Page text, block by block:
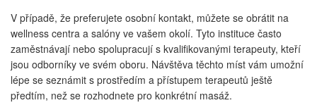
V případě, že preferujete osobní kontakt, můžete se obrátit na
wellness centra a salóny ve vašem okolí. Tyto instituce často
zaměstnávají nebo spolupracují s kvalifikovanými terapeuty, kteří
jsou odborníky ve svém oboru. Návštěva těchto míst vám umožní
lépe se seznámit s prostředím a přístupem terapeutů ještě
předtím, než se rozhodnete pro konkrétní masáž.